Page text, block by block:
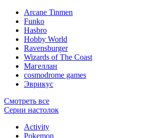
Arcane Tinmen
Funko
Hasbro
Hobby World
Ravensburger
Wizards of The Coast
Магеллан
сosmodrome games
Эврикус
Смотреть все
Серии настолок
Activity
Pokemon